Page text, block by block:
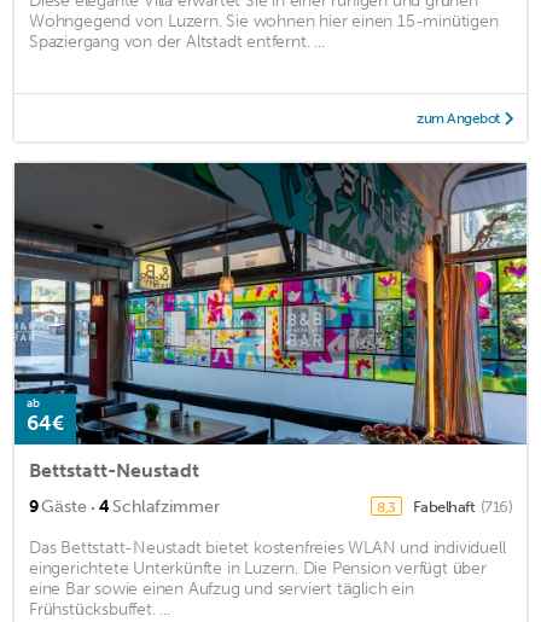
Wohngegend von Luzern. Sie wohnen hier einen 15-minütigen
Spaziergang von der Altstadt entfernt. ...
zum Angebot
ab
64€
Bettstatt-Neustadt
9Gäste · 4Schlafzimmer 8,3 Fabelhaft (716)
Das Bettstatt-Neustadt bietet kostenfreies WLAN und individuell
eingerichtete Unterkünfte in Luzern. Die Pension verfügt über
eine Bar sowie einen Aufzug und serviert täglich ein
Frühstücksbuffet. ...